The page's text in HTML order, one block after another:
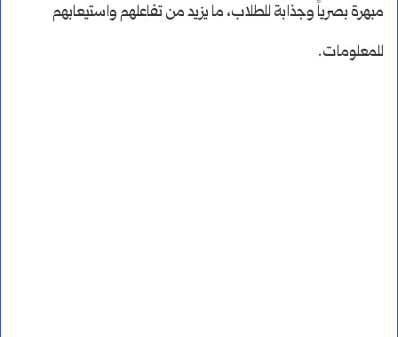
مبهرة بصرياً وجذابة للطلاب، ما يزيد من تفاعلهم واستيعابهم
للمعلومات.